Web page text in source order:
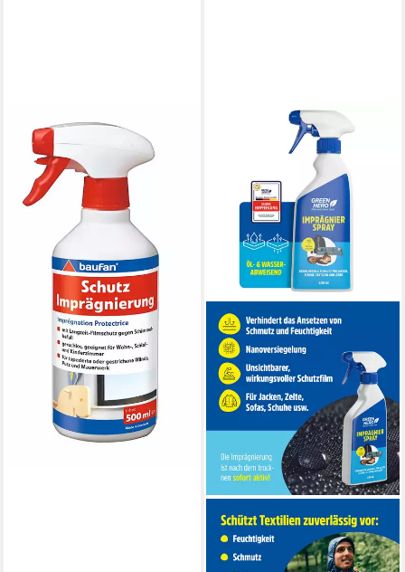
BAUFAN®
Schutz-Imprägnierung 500 ml
Imprägnierspray
13,74 €
(0,03 €/ 1 l)
lieferbar - in 2-3 Werktagen bei dir
GREENHERO
Imprägnierung für Kleidung
mit Nanoversieglung